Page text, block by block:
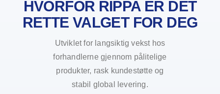
HVORFOR RIPPA ER DET
RETTE VALGET FOR DEG
Utviklet for langsiktig vekst hos
forhandlerne gjennom pålitelige
produkter, rask kundestøtte og
stabil global levering.